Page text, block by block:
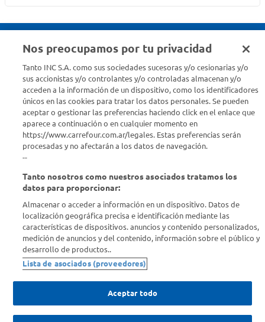
Estamos para ayudarte
¿Tenés una consulta? Comunicate con nosotros acá
Descubrí Carrefour
Conocenos
Info útil
Comprá Online
Nos preocupamos por tu privacidad
Tanto INC S.A. como sus sociedades sucesoras y/o cesionarias y/o
sus accionistas y/o controlantes y/o controladas almacenan y/o
acceden a la información de un dispositivo, como los identificadores
únicos en las cookies para tratar los datos personales. Se pueden
aceptar o gestionar las preferencias haciendo click en el enlace que
aparece a continuación o en cualquier momento en
https://www.carrefour.com.ar/legales. Estas preferencias serán
procesadas y no afectarán a los datos de navegación.
--
Tanto nosotros como nuestros asociados tratamos los
datos para proporcionar:
Almacenar o acceder a información en un dispositivo. Datos de
localización geográfica precisa e identificación mediante las
características de dispositivos. anuncios y contenido personalizados,
medición de anuncios y del contenido, información sobre el público y
desarrollo de productos..
Lista de asociados (proveedores)
Aceptar todo